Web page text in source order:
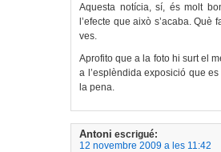
Aquesta notícia, sí, és molt
l’efecte que això s’acaba.
ves.
Aprofito que a la foto hi surt el
a l’esplèndida exposició que
la pena.
Antoni escrigué:
12 novembre 2009 a les 11:42